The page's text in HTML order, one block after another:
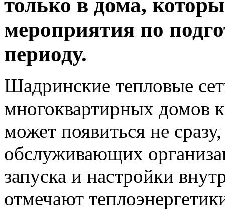
мероприятия по
периоду.
Шадринские тепловые
многоквартирных домов
может появиться не
обслуживающих
запуска и настройки
отмечают